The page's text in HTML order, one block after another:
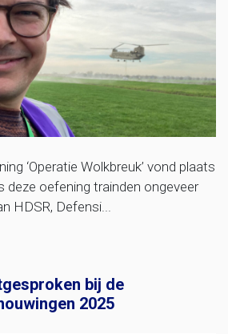
‘Operatie Wolkbreuk’ vond plaats
deze oefening trainden ongeveer
HDSR, Defensi...
bij de
2025